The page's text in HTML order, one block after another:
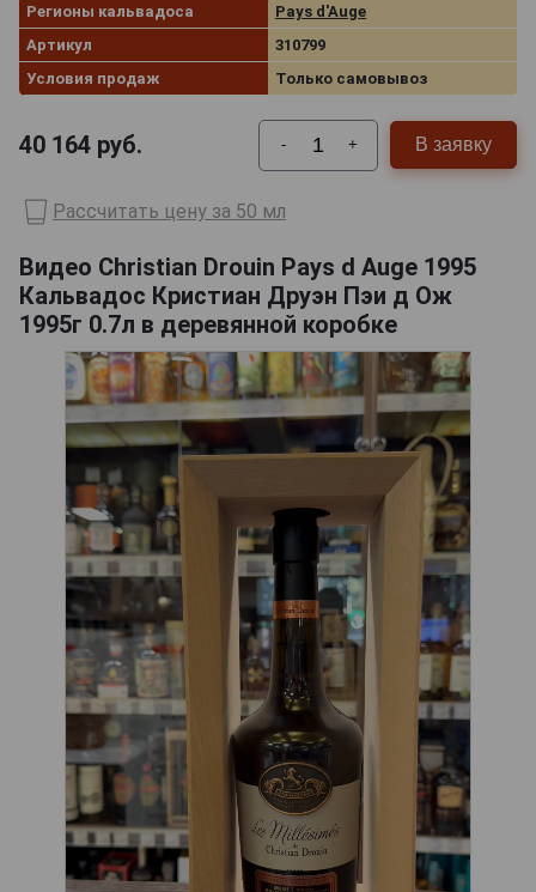
Регионы кальвадоса
Pays d'Auge
Артикул
310799
Условия продаж
Только самовывоз
40 164 руб. - + В заявку
Рассчитать цену за 50 мл
Видео Christian Drouin Pays d Auge 1995
Кальвадос Кристиан Друэн Пэи д Ож
1995г 0.7л в деревянной коробке